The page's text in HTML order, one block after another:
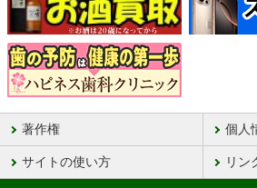
著作権 個人
サイトの使い方 リン